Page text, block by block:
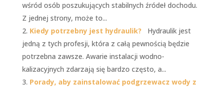
wśród osób poszukujących stabilnych źródeł dochodu.
Z jednej strony, może to...
Kiedy potrzebny jest hydraulik?
Hydraulik jest
jedną z tych profesji, która z całą pewnością będzie
potrzebna zawsze. Awarie instalacji wodno-
kalizacyjnych zdarzają się bardzo często, a...
Porady, aby zainstalować podgrzewacz wody z